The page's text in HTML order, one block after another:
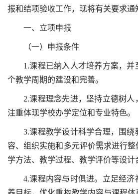
报和结项验收工作，现将有关要求通
一、立项申报
（一）申报条件
1.课程已纳入人才培养方案，
个教学周期的建设和完善。
2.课程理念先进，坚持立德树人
注重体现学校办学定位和专业特色。
3.课程教学设计科学合理，围绕
容、组织实施和多元评价需求进行
学方法、教学过程、教学评价等设计
4.课程内容与时俱进。立足经